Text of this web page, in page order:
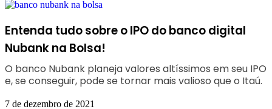
Entenda tudo sobre o IPO do banco digital
Nubank na Bolsa!
O banco Nubank planeja valores altíssimos em seu IPO
e, se conseguir, pode se tornar mais valioso que o Itaú.
7 de dezembro de 2021